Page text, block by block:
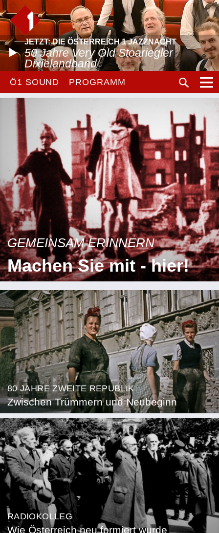
JETZT: DIE ÖSTERREICH 1 JAZZNACHT
50 Jahre Very Old Stoariegler
Dixielandband
Ö1 SOUND PROGRAMM
GEMEINSAM ERINNERN
Machen Sie mit - hier!
80 JAHRE ZWEITE REPUBLIK
Zwischen Trümmern und Neubeginn
RADIOKOLLEG
Wie Österreich neu formiert wurde